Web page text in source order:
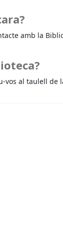
amb la
vos al taulell de